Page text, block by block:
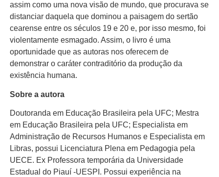
assim como uma nova visão de mundo, que procurava se
distanciar daquela que dominou a paisagem do sertão
cearense entre os séculos 19 e 20 e, por isso mesmo, foi
violentamente esmagado. Assim, o livro é uma
oportunidade que as autoras nos oferecem de
demonstrar o caráter contraditório da produção da
existência humana.
Sobre a autora
Doutoranda em Educação Brasileira pela UFC; Mestra
em Educação Brasileira pela UFC; Especialista em
Administração de Recursos Humanos e Especialista em
Libras, possui Licenciatura Plena em Pedagogia pela
UECE. Ex Professora temporária da Universidade
Estadual do Piauí -UESPI. Possui experiência na